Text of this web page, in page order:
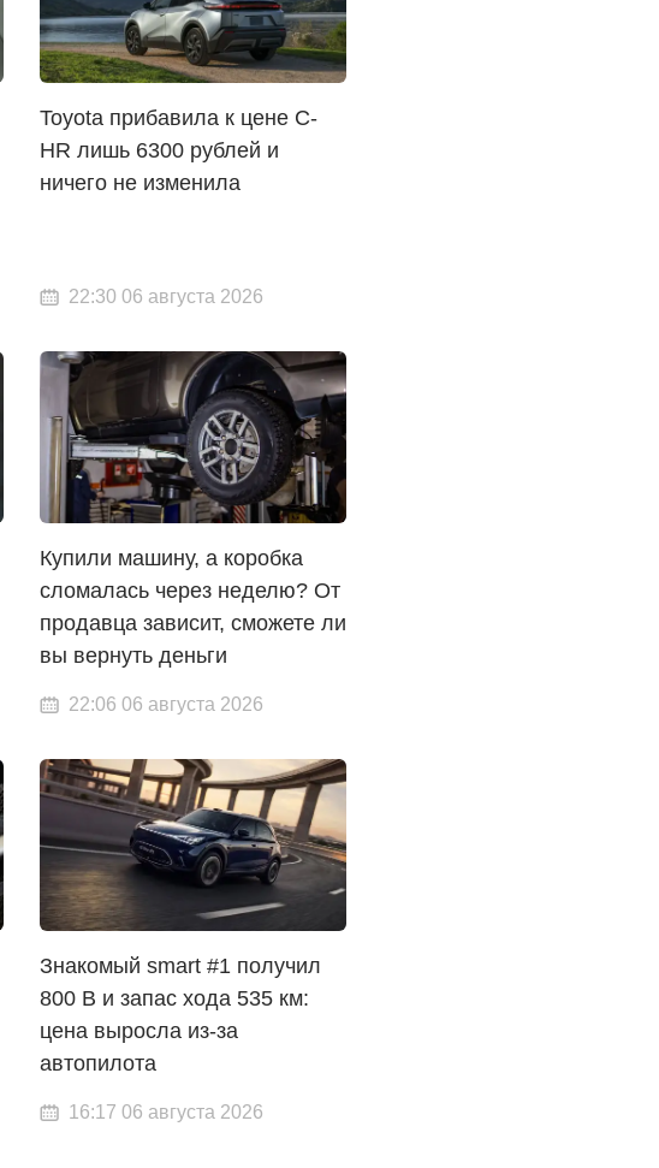
Toyota прибавила к цене C-
HR лишь 6300 рублей и
ничего не изменила
22:30 06 августа 2026
Купили машину, а коробка
сломалась через неделю? От
продавца зависит, сможете ли
вы вернуть деньги
22:06 06 августа 2026
Знакомый smart #1 получил
800 В и запас хода 535 км:
цена выросла из-за
автопилота
16:17 06 августа 2026